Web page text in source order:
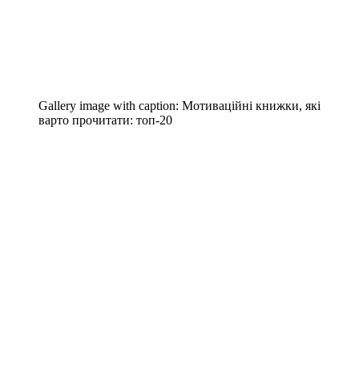
Gallery image with caption: Мотиваційні книжки, які
варто прочитати: топ-20